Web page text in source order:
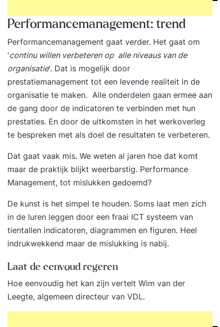
leiderschapsstijl daarbij past. Je leert hoe je ‘high
demand’ omvormt tot ‘high performing’ en
medewerkers stimuleert tot groei en
eigenaarschap. Je weet hoe je bevlogenheid
bevordert, resultaten borgt en het beste uit je
mensen naar boven haalt. Programma Dag 1
09:30 uur Start training Wat High Performance
Leadership voor jou betekent en wanneer jij
succesvol bent. Op inspirerende en heldere wijze
richting geven aan je team. Een concrete
prestatieverwachting formuleren voor jezelf en je
team. Doelen meetbaar, motiverend en
bespreekbaar maken. Stakeholders in beeld
beïnvloeden. De scope bepalen van jouw High
Performance Casus. Jouw GAP-analyse herzien.
Formuleren van persoonlijke leerdoelen en
actiepunten voor de komende periode. 17:00 uur
Terugkoppeling tussentijdse opdracht: High
Performance Casus. Het belang van vertrouwen
en openheid binnen High Performance
Leadership. Leiderschapsgedrag tonen dat jouw
Performancemanagement: trend
Performancemanagement gaat verder. Het gaat om
'continu willen verbeteren op alle niveaus van de
organisatie'. Dat is mogelijk door
prestatiemanagement tot een levende realiteit in de
organisatie te maken. Alle onderdelen gaan ermee aan
de gang door de indicatoren te verbinden met hun
prestaties. En door de uitkomsten in het werkoverleg
te bespreken met als doel de resultaten te verbeteren.
Dat gaat vaak mis. We weten al jaren hoe dat komt
maar de praktijk blijkt weerbarstig. Performance
Management, tot mislukken gedoemd?
De kunst is het simpel te houden. Soms laat men zich
in de luren leggen door een fraai ICT systeem van
tientallen indicatoren, diagrammen en figuren. Heel
indrukwekkend maar de mislukking is nabij.
Laat de eenvoud regeren
Hoe eenvoudig het kan zijn vertelt Wim van der
Leegte, algemeen directeur van VDL.